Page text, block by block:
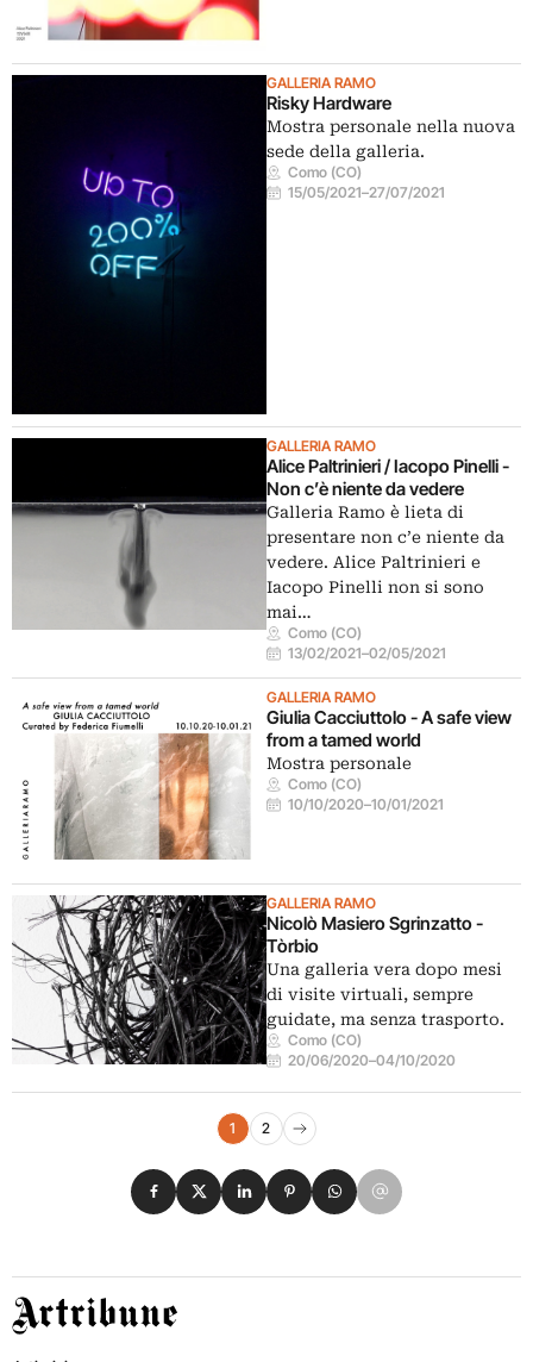
GALLERIA RAMO
Risky Hardware
Mostra personale nella nuova
sede della galleria.
Como (CO)
15/05/2021–27/07/2021
GALLERIA RAMO
Alice Paltrinieri / Iacopo Pinelli -
Non c’è niente da vedere
Galleria Ramo è lieta di
presentare non c’e niente da
vedere. Alice Paltrinieri e
Iacopo Pinelli non si sono
mai…
Como (CO)
13/02/2021–02/05/2021
GALLERIA RAMO
Giulia Cacciuttolo - A safe view
from a tamed world
Mostra personale
Como (CO)
10/10/2020–10/01/2021
GALLERIA RAMO
Nicolò Masiero Sgrinzatto -
Tòrbio
Una galleria vera dopo mesi
di visite virtuali, sempre
guidate, ma senza trasporto.
Como (CO)
20/06/2020–04/10/2020
Navigazione eventi
1 2
Pagina successiva
Condividi su Facebook
Condividi su X
Condividi su LinkedIn
Condividi su Pinterest
Condividi su WhatsApp
Condividi su Email
Artribune